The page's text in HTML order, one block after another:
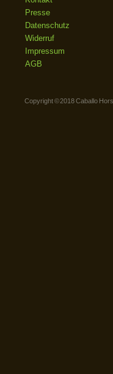
Presse
Datenschutz
Widerruf
Impressum
AGB
Copyright © 2018 Caballo